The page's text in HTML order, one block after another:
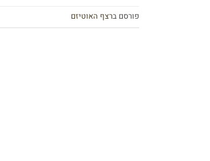
פורסם ברצף האוטיזם